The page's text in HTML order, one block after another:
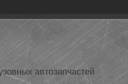
автозапчастей